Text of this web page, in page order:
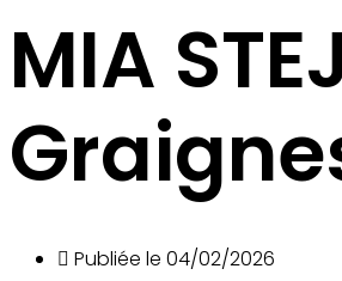
MIA
Publiée le 04/02/2026